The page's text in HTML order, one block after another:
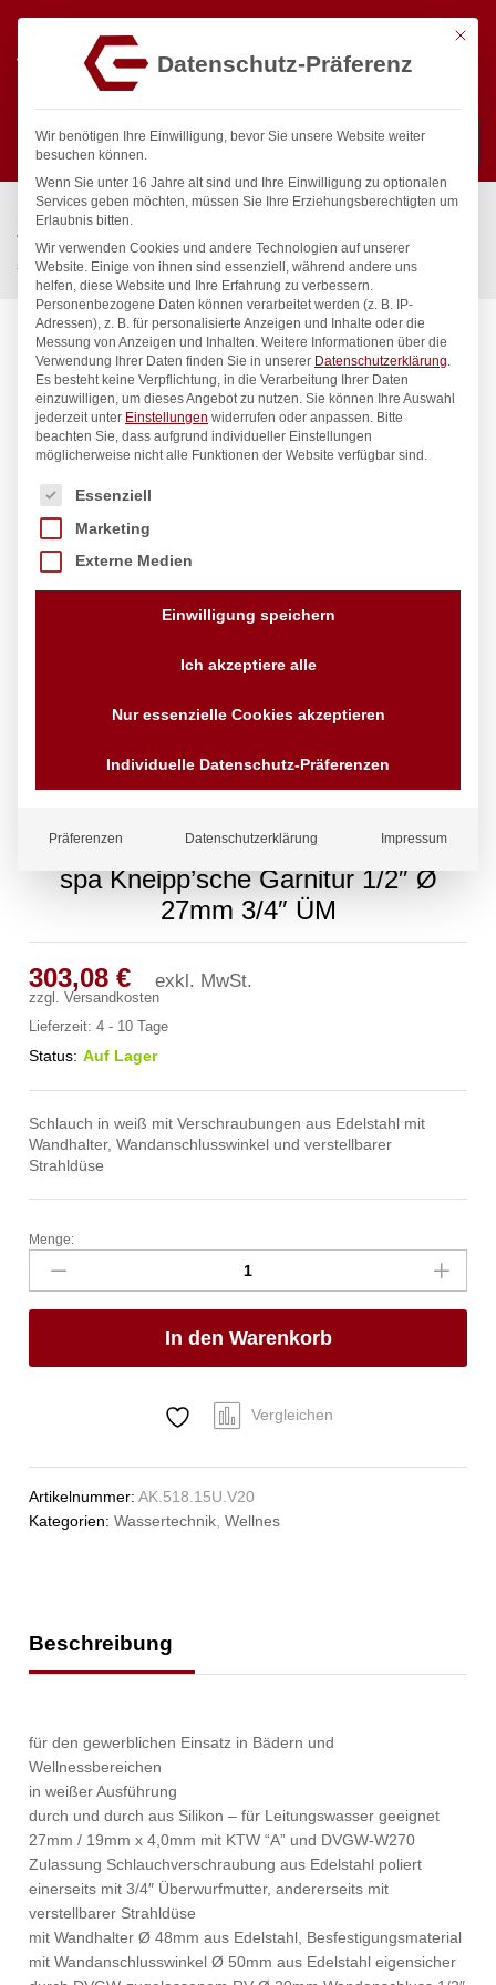
Suchen
Start / Gastronomiebedarf & Gastro Geräte für Profis
Wassertechnik
Wellnes
spa Kneipp’sche Garnitur 1/2″ Ø 27mm 3/4″ ÜM
spa Kneipp’sche Garnitur 1/2″ Ø
27mm 3/4″ ÜM
303,08€ exkl. MwSt.
zzgl.Versandkosten
Lieferzeit:4 - 10 Tage
Status: Auf Lager
Schlauch in weiß mit Verschraubungen aus Edelstahl mit
Wandhalter, Wandanschlusswinkel und verstellbarer
Strahldüse
spa
Kneipp'sche
Garnitur
1/2"
27mm
Menge:
In den Warenkorb
Vergleichen
Artikelnummer:AK.518.15U.V20
Kategorien:Wassertechnik,Wellnes
Beschreibung
für den gewerblichen Einsatz in Bädern und
Wellnessbereichen
in weißer Ausführung
durch und durch aus Silikon – für Leitungswasser geeignet
27mm / 19mm x 4,0mm mit KTW “A” und DVGW-W270
Zulassung Schlauchverschraubung aus Edelstahl poliert
einerseits mit 3/4″ Überwurfmutter, andererseits mit
verstellbarer Strahldüse
mit Wandhalter Ø 48mm aus Edelstahl, Besfestigungsmaterial
mit Wandanschlusswinkel Ø 50mm aus Edelstahl eigensicher
Mit
Datenschutz-Präferenz
Wir benötigen Ihre Einwilligung, bevor Sie unsere Website weiter
besuchen können.
Wenn Sie unter 16 Jahre alt sind und Ihre Einwilligung zu optionalen
Services geben möchten, müssen Sie Ihre Erziehungsberechtigten um
Erlaubnis bitten.
Wir verwenden Cookies und andere Technologien auf unserer
Website. Einige von ihnen sind essenziell, während andere uns
helfen, diese Website und Ihre Erfahrung zu verbessern.
Personenbezogene Daten können verarbeitet werden (z. B. IP-
Adressen), z. B. für personalisierte Anzeigen und Inhalte oder die
Messung von Anzeigen und Inhalten. Weitere Informationen über die
Verwendung Ihrer Daten finden Sie in unserer Datenschutzerklärung.
Es besteht keine Verpflichtung, in die Verarbeitung Ihrer Daten
einzuwilligen, um dieses Angebot zu nutzen. Sie können Ihre Auswahl
jederzeit unter Einstellungen widerrufen oder anpassen. Bitte
beachten Sie, dass aufgrund individueller Einstellungen
möglicherweise nicht alle Funktionen der Website verfügbar sind.
Es folgt eine Liste der Service-Gruppen, für die eine
Essenziell
Marketing
Externe Medien
Einwilligung speichern
Ich akzeptiere alle
Nur essenzielle Cookies akzeptieren
Individuelle Datenschutz-Präferenzen
Präferenzen Datenschutzerklärung Impressum